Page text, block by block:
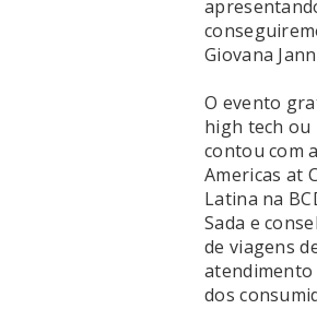
Giovana
O evento
high tech ou
contou com
Americas at
Latina na
Sada e
de viagens
dos